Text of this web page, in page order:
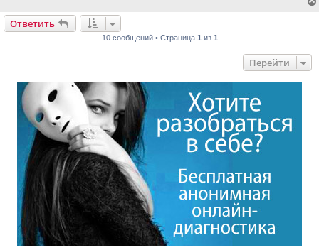
Ответить
10 сообщений • Страница 1из 1
Перейти